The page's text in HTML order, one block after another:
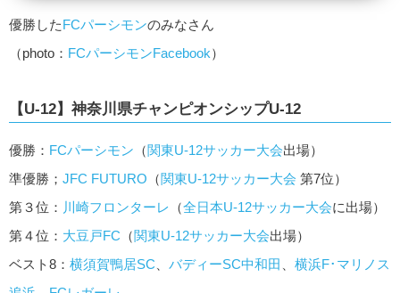
優勝したFCパーシモンのみなさん
（photo： FCパーシモンFacebook）
【U-12】神奈川県チャンピオンシップU-12
優勝： FCパーシモン （関東U-12サッカー大会出場）
準優勝； JFC FUTURO （関東U-12サッカー大会 第7位）
第３位： 川崎フロンターレ （全日本U-12サッカー大会に出場）
第４位： 大豆戸FC （関東U-12サッカー大会出場）
ベスト8： 横須賀鴨居SC、 バディーSC中和田 、 横浜F･マリノス